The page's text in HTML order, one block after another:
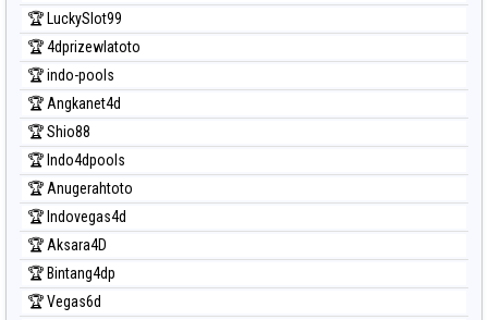
🏆 LuckySlot99
🏆 4dprizewlatoto
🏆 indo-pools
🏆 Angkanet4d
🏆 Shio88
🏆 Indo4dpools
🏆 Anugerahtoto
🏆 Indovegas4d
🏆 Aksara4D
🏆 Bintang4dp
🏆 Vegas6d